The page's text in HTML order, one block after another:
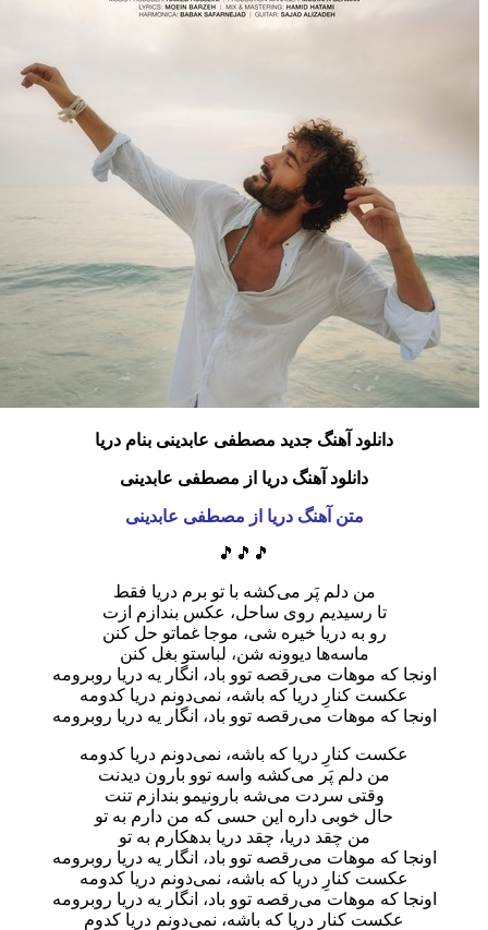
دانلود آهنگ جدید مصطفی عابدینی بنام دریا
دانلود آهنگ دریا از مصطفی عابدینی
متن آهنگ دریا از مصطفی عابدینی
🎵🎵🎵
من دلم پَر می‌کشه با تو برم دریا فقط
تا رسیدیم روی ساحل، عکس بندازم ازت
رو به دریا خیره شی، موجا غماتو حل کنن
ماسه‌ها دیوونه شن، لباستو بغل کنن
اونجا که موهات می‌رقصه توو باد، انگار یه دریا روبرومه
عکست کنارِ دریا که باشه، نمی‌دونم دریا کدومه
اونجا که موهات می‌رقصه توو باد، انگار یه دریا روبرومه
عکست کنارِ دریا که باشه، نمی‌دونم دریا کدومه
من دلم پَر می‌کشه واسه توو بارون دیدنت
وقتی سردت می‌شه بارونیمو بندازم تنت
حال خوبی داره این حسی که من دارم به تو
من چقد دریا، چقد دریا بدهکارم به تو
اونجا که موهات می‌رقصه توو باد، انگار یه دریا روبرومه
عکست کنارِ دریا که باشه، نمی‌دونم دریا کدومه
اونجا که موهات می‌رقصه توو باد، انگار یه دریا روبرومه
عکست کنارِ دریا که باشه، نمی‌دونم دریا کدوم